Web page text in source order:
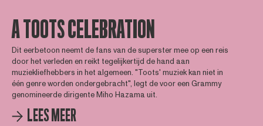
A TOOTS CELEBRATION
Dit eerbetoon neemt de fans van de superster mee op een reis
door het verleden en reikt tegelijkertijd de hand aan
muziekliefhebbers in het algemeen. "Toots' muziek kan niet in
één genre worden ondergebracht", legt de voor een Grammy
genomineerde dirigente Miho Hazama uit.
LEES MEER